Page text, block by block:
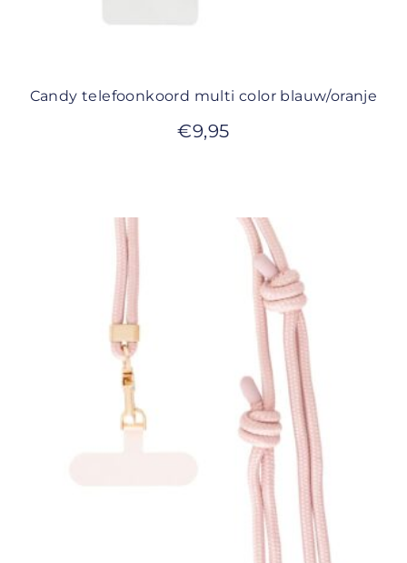
Candy telefoonkoord multi color blauw/oranje
€9,95